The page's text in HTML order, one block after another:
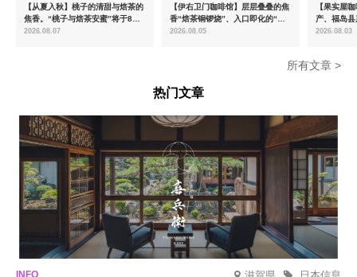
【从夏入秋】桃子的清甜与焙茶的
焦香。“桃子与焙茶安蜜”将于8月
中旬起限时发售
2026.08.07
【伊右卫门咖啡馆】层层叠叠的焦
香“焙茶铜锣烧”、入口即化的“宇
治抹茶提拉米苏”全新登场
2026.08.05
【果实屋
产、福岛
2026.08.03
所有文章 >
热门文章